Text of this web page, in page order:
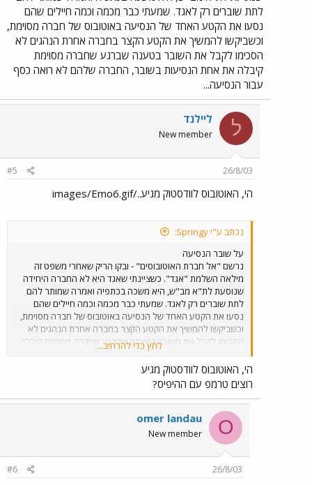
לתת שוברים רק לאגד. שמעתי כבר מכמה וכמה חיילים שהם
נסעו את הקטע האחד של הנסיעה באוטובוס של חברה מסוימת,
וכשביקשו להמשיך את הקטע הקצר בחברה אחרת הנהגים לא
הסכימו לקבל את השובר בטענה שברגע שחברה מסוימת
קיבלה את אחת הנסיעות בשובר, החברה שלהם לא רואה כסף
עבור הנסיעה...
ל ליילנד
New member
26/8/03
#5
הי, האוטובוס לוודסטוק מגיע../images/Emo6.gif
נכתב ע"י Springy:
על שובר הנסיעה
נרשם "אל חברת האוטובוסים" - ובקו הריק שאחרי משפט זה
מילאה השלמת "אגד". כשציינתי שאגד היא לא החברה היחידה
שנוסעת לת"א מב"ש, היא משכה בכתפיה ואמרה שמותר להם
לתת שוברים רק לאגד. שמעתי כבר מכמה וכמה חיילים שהם
נסעו את הקטע האחד של הנסיעה באוטובוס של חברה מסוימת,
וכשביקשו להמשיך את הקטע הקצר בחברה אחרת הנהגים לא
הסכימו לקבל את השובר בטענה שברגע שחברה מסוימת קיבלה
את אחת הנסיעות בשובר, החברה שלהם לא רואה כסף עבור
הנסיעה...
לחץ כדי להרחיב...
הי, האוטובוס לוודסטוק מגיע
רוצים טרמפ עם ההיפיס?
O
omer landau
New member
26/8/03
#6